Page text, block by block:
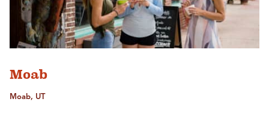
Moab
Moab, UT